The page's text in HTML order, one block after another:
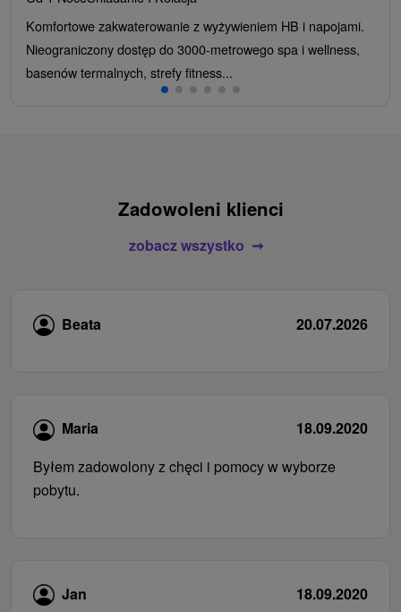
Komfortowe zakwaterowanie z wyżywieniem HB i napojami.
Nieograniczony dostęp do 3000-metrowego spa i wellness,
basenów termalnych, strefy fitness...
Zadowoleni klienci
zobacz wszystko
Beata 20.07.2026
Maria
18.09.2020
Byłem zadowolony z chęci i pomocy w wyborze
pobytu.
Jan
18.09.2020